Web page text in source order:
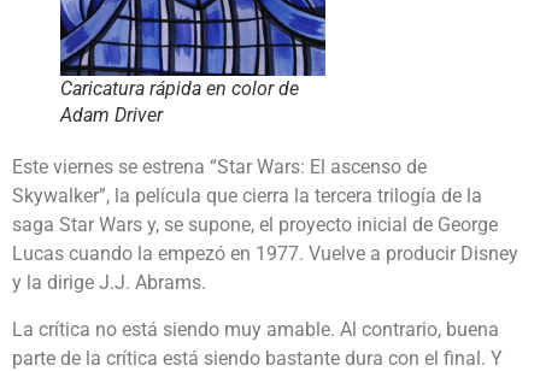
Caricatura rápida en color de
Adam Driver
Este viernes se estrena “Star Wars: El ascenso de
Skywalker”, la película que cierra la tercera trilogía de la
saga Star Wars y, se supone, el proyecto inicial de George
Lucas cuando la empezó en 1977. Vuelve a producir Disney
y la dirige J.J. Abrams.
La crítica no está siendo muy amable. Al contrario, buena
parte de la crítica está siendo bastante dura con el final. Y